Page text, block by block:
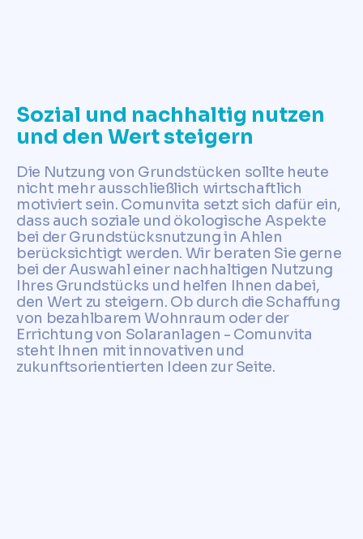
Sozial und nachhaltig nutzen
und den Wert steigern
Die Nutzung von Grundstücken sollte heute
nicht mehr ausschließlich wirtschaftlich
motiviert sein. Comunvita setzt sich dafür ein,
dass auch soziale und ökologische Aspekte
bei der Grundstücksnutzung in Ahlen
berücksichtigt werden. Wir beraten Sie gerne
bei der Auswahl einer nachhaltigen Nutzung
Ihres Grundstücks und helfen Ihnen dabei,
den Wert zu steigern. Ob durch die Schaffung
von bezahlbarem Wohnraum oder der
Errichtung von Solaranlagen - Comunvita
steht Ihnen mit innovativen und
zukunftsorientierten Ideen zur Seite.